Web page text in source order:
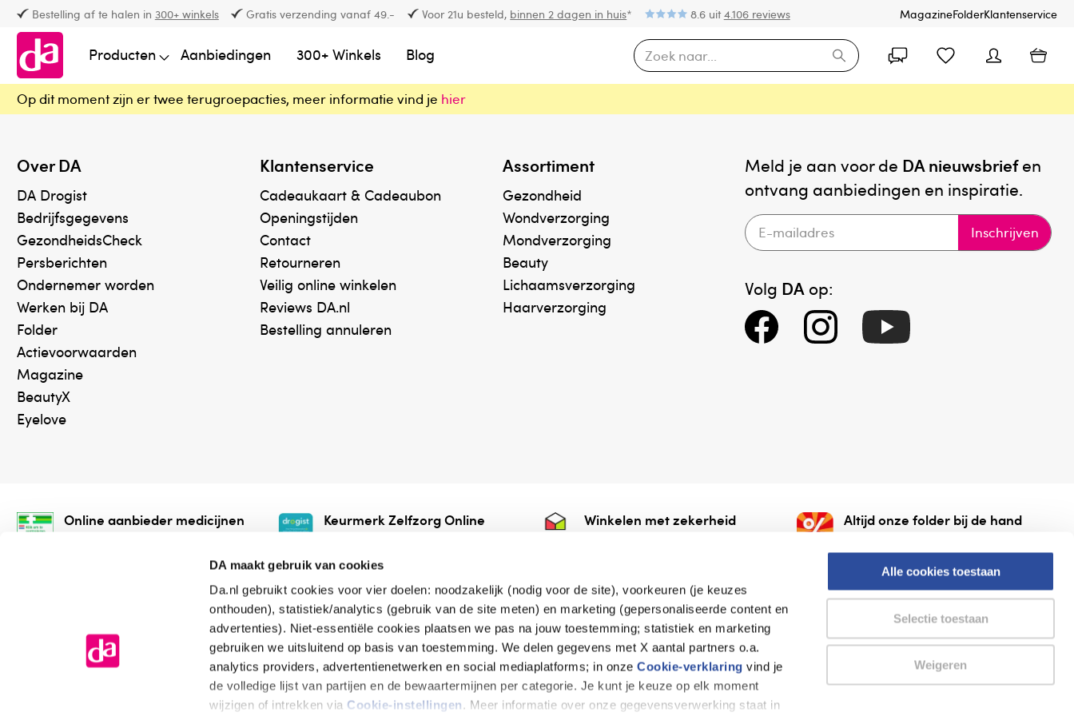
DA maakt gebruik van cookies
Da.nl gebruikt cookies voor vier doelen: noodzakelijk (nodig voor de site), voorkeuren (je keuzes
onthouden), statistiek/analytics (gebruik van de site meten) en marketing (gepersonaliseerde content en
advertenties). Niet-essentiële cookies plaatsen we pas na jouw toestemming; statistiek en marketing
gebruiken we uitsluitend op basis van toestemming. We delen gegevens met X aantal partners o.a.
analytics providers, advertentienetwerken en social mediaplatforms; in onzeCookie-verklaring vind je
de volledige lijst van partijen en de bewaartermijnen per categorie. Je kunt je keuze op elk moment
wijzigen of intrekken via Cookie-instellingen. Meer informatie over onze gegevensverwerking staat in
Alle cookies toestaan
Selectie toestaan
Weigeren
Bestelling af te halen in 300+ winkels Gratis verzending vanaf 49.- Voor 21u besteld, binnen 2 dagen in huis* 8.6 uit4.106 reviews MagazineFolderKlantenservice
Producten Aanbiedingen 300+ Winkels Blog
Op dit moment zijn er twee terugroepacties, meer informatie vind je hier
Over DA
DA Drogist
Bedrijfsgegevens
GezondheidsCheck
Persberichten
Ondernemer worden
Werken bij DA
Folder
Actievoorwaarden
Magazine
BeautyX
Eyelove
Klantenservice
Cadeaukaart & Cadeaubon
Openingstijden
Contact
Retourneren
Veilig online winkelen
Reviews DA.nl
Bestelling annuleren
Assortiment
Gezondheid
Wondverzorging
Mondverzorging
Beauty
Lichaamsverzorging
Haarverzorging
Meld je aan voor de DA nieuwsbriefen
ontvang aanbiedingen en inspiratie.
Inschrijven
Volg DA op:
Online aanbieder medicijnen
onze webshop mag verkopen.
Keurmerk Zelfzorg Online
online.
Winkelen met zekerheid Altijd onze folder bij de hand
AlleFolders.
de vriendelijke specialist
Algemene voorwaarden Cookieverklaring Disclaimer Privacy verklaring Thuiswinkel waarborg